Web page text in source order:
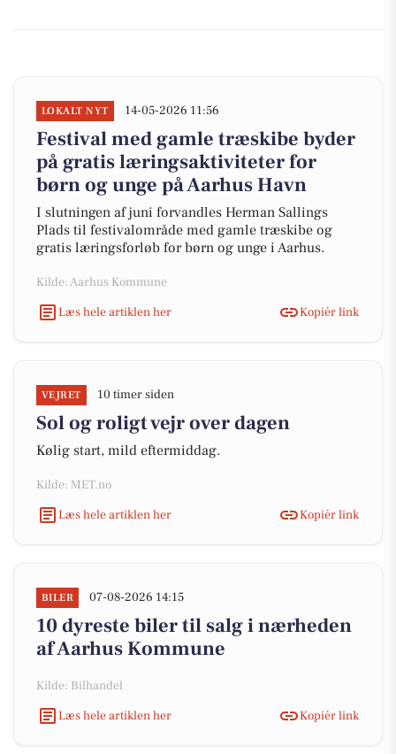
LOKALT NYT 14-05-2026 11:56
Festival med gamle træskibe byder
på gratis læringsaktiviteter for
børn og unge på Aarhus Havn
I slutningen af juni forvandles Herman Sallings
Plads til festivalområde med gamle træskibe og
gratis læringsforløb for børn og unge i Aarhus.
Kilde: Aarhus Kommune
Læs hele artiklen her
Kopiér link
VEJRET 10 timer siden
Sol og roligt vejr over dagen
Kølig start, mild eftermiddag.
Kilde: MET.no
Læs hele artiklen her
Kopiér link
BILER 07-08-2026 14:15
10 dyreste biler til salg i nærheden
af Aarhus Kommune
Kilde: Bilhandel
Læs hele artiklen her
Kopiér link